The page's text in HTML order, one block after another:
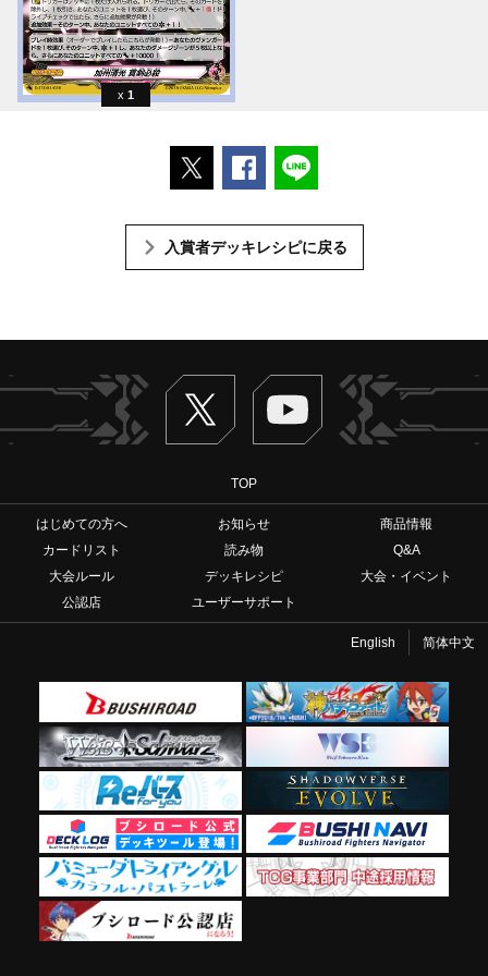
1
ポストするFacebookでシェアする
入賞者デッキレシピに戻る
Twitter ヴァンガードch
TOP
はじめての方へ お知らせ
商品情報
カードリスト
読み物
Q&A
大会ルール
デッキレシピ
大会・イベント
公認店
ユーザーサポート
English 简体中文